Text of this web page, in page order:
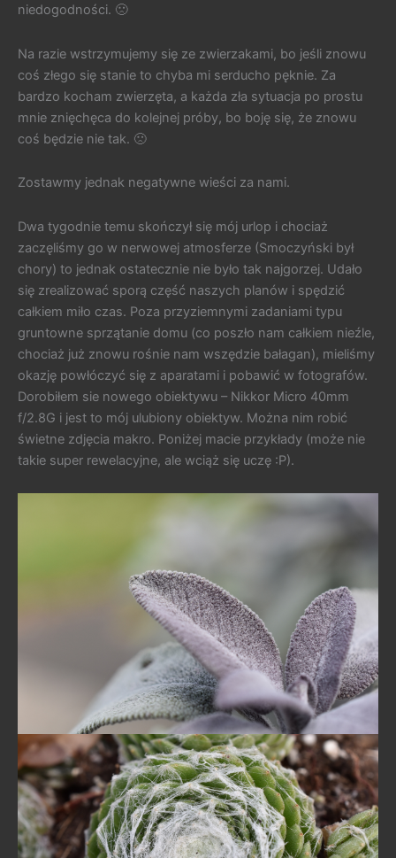
niedogodności. 🙁
Na razie wstrzymujemy się ze zwierzakami, bo jeśli znowu
coś złego się stanie to chyba mi serducho pęknie. Za
bardzo kocham zwierzęta, a każda zła sytuacja po prostu
mnie znięchęca do kolejnej próby, bo boję się, że znowu
coś będzie nie tak. 🙁
Zostawmy jednak negatywne wieści za nami.
Dwa tygodnie temu skończył się mój urlop i chociaż
zaczęliśmy go w nerwowej atmosferze (Smoczyński był
chory) to jednak ostatecznie nie było tak najgorzej. Udało
się zrealizować sporą część naszych planów i spędzić
całkiem miło czas. Poza przyziemnymi zadaniami typu
gruntowne sprzątanie domu (co poszło nam całkiem nieźle,
chociaż już znowu rośnie nam wszędzie bałagan), mieliśmy
okazję powłóczyć się z aparatami i pobawić w fotografów.
Dorobiłem sie nowego obiektywu – Nikkor Micro 40mm
f/2.8G i jest to mój ulubiony obiektyw. Można nim robić
świetne zdjęcia makro. Poniżej macie przykłady (może nie
takie super rewelacyjne, ale wciąż się uczę :P).